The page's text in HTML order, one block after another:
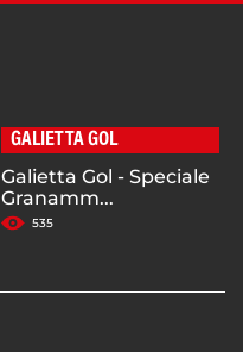
GALIETTA GOL
Galietta Gol - Speciale
Granamm...
535